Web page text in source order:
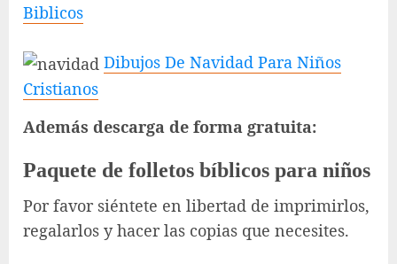
Biblicos
Dibujos De Navidad Para Niños
Cristianos
Además descarga de forma gratuita:
Paquete de folletos bíblicos para niños
Por favor siéntete en libertad de imprimirlos,
regalarlos y hacer las copias que necesites.